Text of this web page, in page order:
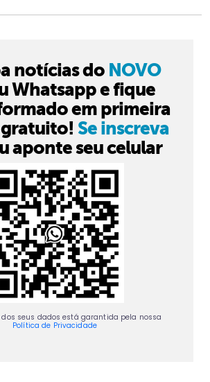
notícias do NOVO
Whatsapp e fique
em primeira
gratuito! Se inscreva
aponte seu celular
seus dados está garantida pela nossa
Política de Privacidade